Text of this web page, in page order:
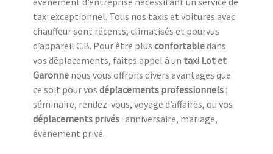
taxi exceptionnel. Tous nos taxis et voitures avec
chauffeur sont récents, climatisés et pourvus
d’appareil C.B. Pour être plus confortabledans
vos déplacements, faites appel à un taxi Lot et
Garonne nous vous offrons divers avantages que
ce soit pour vos déplacements professionnels :
séminaire, rendez-vous, voyage d’affaires, ou vos
déplacements privés : anniversaire, mariage,
évènement privé.